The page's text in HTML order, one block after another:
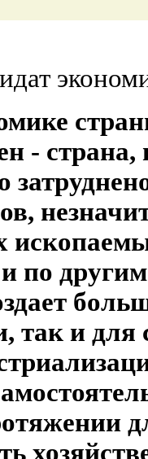
- страна,
по
и для